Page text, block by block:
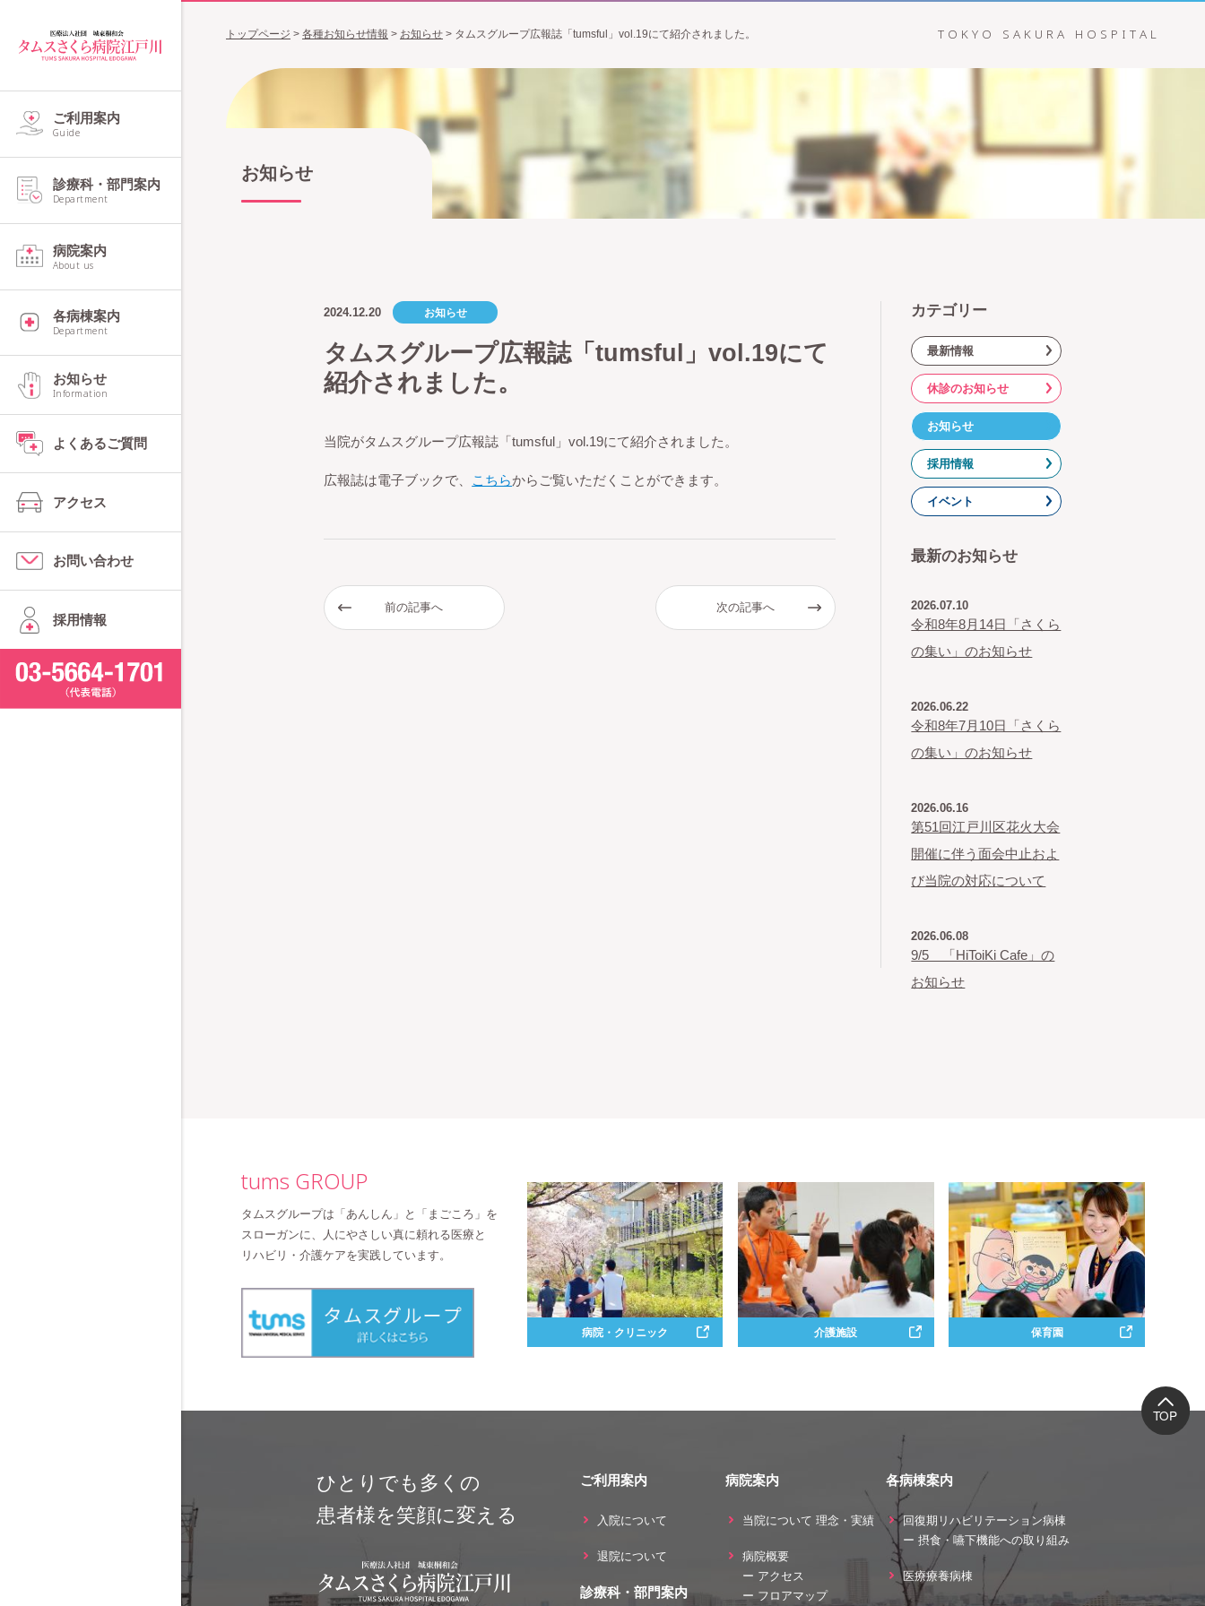
トップページ > 各種お知らせ情報 > お知らせ >タムスグループ広報誌「tumsful」vol.19にて紹介されました。 TOKYO SAKURA HOSPITAL
お知らせ
2024.12.20 お知らせ
タムスグループ広報誌「tumsful」vol.19にて
紹介されました。
当院がタムスグループ広報誌「tumsful」vol.19にて紹介されました。
広報誌は電子ブックで、 こちらからご覧いただくことができます。
前の記事へ 次の記事へ
カテゴリー
最新情報
休診のお知らせ
お知らせ
採用情報
イベント
最新のお知らせ
2026.07.10
令和8年8月14日「さくら
の集い」のお知らせ
2026.06.22
令和8年7月10日「さくら
の集い」のお知らせ
2026.06.16
第51回江戸川区花火大会
開催に伴う面会中止およ
び当院の対応について
2026.06.08
9/5 「HiToiKi Cafe」の
お知らせ
tums GROUP
タムスグループは 「あんしん」と「まごころ」を
スローガンに、人にやさしい真に頼れる医療と
リハビリ・介護ケアを実践しています。
病院・クリニック 介護施設 保育園
ご利用案内
Guide
診療科・部門案内
Department
病院案内
About us
各病棟案内
Department
お知らせ
Information
よくあるご質問
アクセス
お問い合わせ
採用情報
ひとりでも多くの
患者様を笑顔に変える
ご利用案内
入院について
退院について
診療科・部門案内
病院案内
当院について 理念・実績
病院概要
ー アクセス
ー フロアマップ
各病棟案内
回復期リハビリテーション病棟
ー 摂食・嚥下機能への取り組み
医療療養病棟